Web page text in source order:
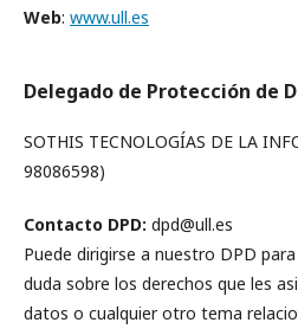
Web: www.ull.es
Delegado de Protección de
SOTHIS TECNOLOGÍAS DE LA
98086598)
Contacto DPD: dpd@ull.es
Puede dirigirse a nuestro DPD
duda sobre los derechos que les
datos o cualquier otro tema